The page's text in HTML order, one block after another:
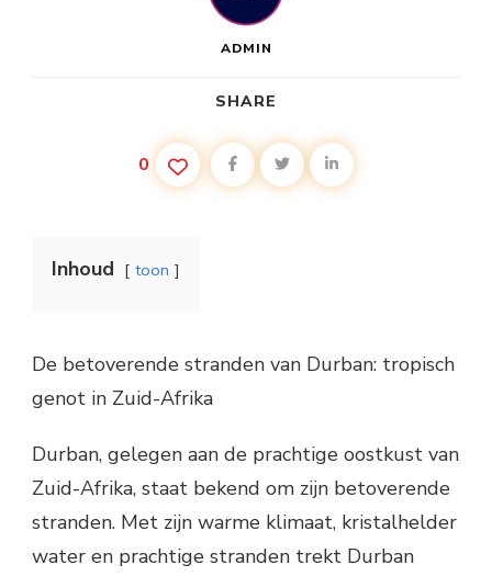
ADMIN
SHARE
0
Inhoud toon
De betoverende stranden van Durban: tropisch
genot in Zuid-Afrika
Durban, gelegen aan de prachtige oostkust van
Zuid-Afrika, staat bekend om zijn betoverende
stranden. Met zijn warme klimaat, kristalhelder
water en prachtige stranden trekt Durban